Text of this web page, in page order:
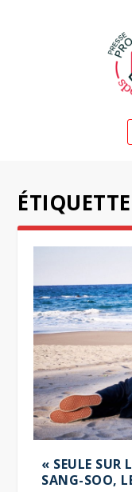
« SEULE SUR
SANG-SOO,